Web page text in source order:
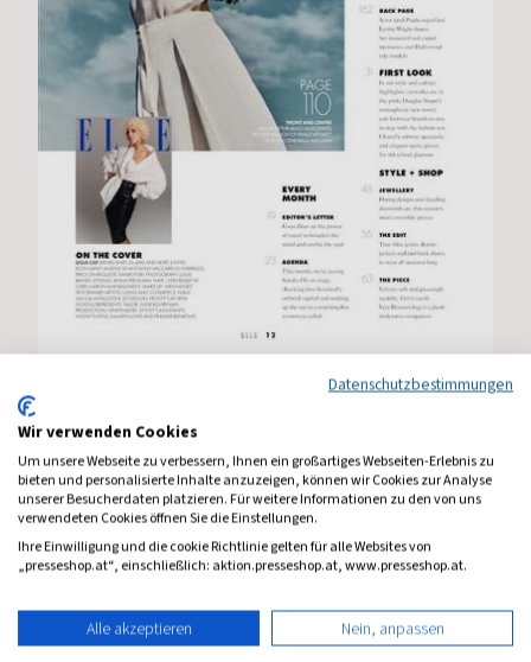
Leserbewertungen Bewertung verfassen
1 Jahr Freude schenken!
Datenschutzbestimmungen
Wir verwenden Cookies
Um unsere Webseite zu verbessern, Ihnen ein großartiges Webseiten-Erlebnis zu
bieten und personalisierte Inhalte anzuzeigen, können wir Cookies zur Analyse
unserer Besucherdaten platzieren. Für weitere Informationen zu den von uns
verwendeten Cookies öffnen Sie die Einstellungen.
Ihre Einwilligung und die cookie Richtlinie gelten für alle Websites von
„presseshop.at“, einschließlich: aktion.presseshop.at, www.presseshop.at.
Alle akzeptieren Nein, anpassen